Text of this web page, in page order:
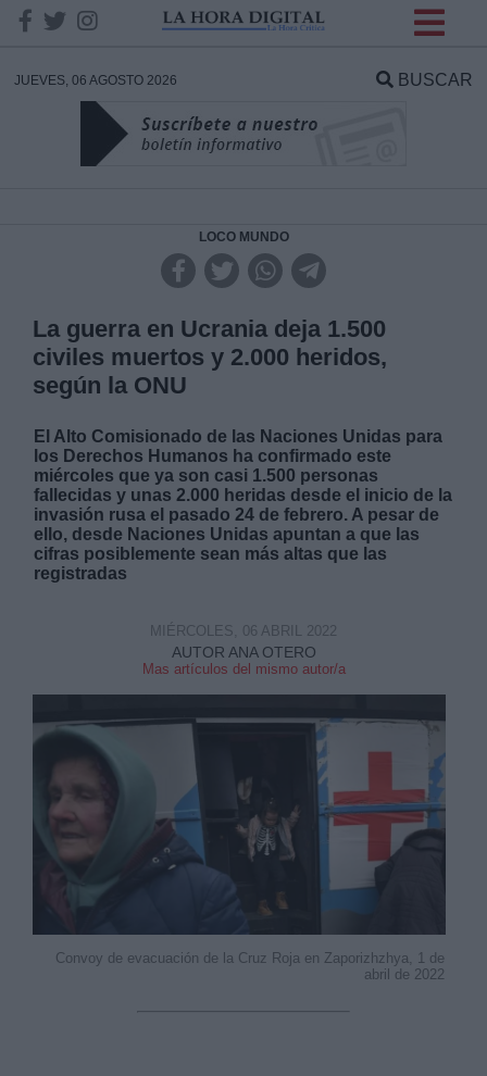
JUEVES, 06 AGOSTO 2026 BUSCAR
LOCO MUNDO
La guerra en Ucrania deja 1.500
civiles muertos y 2.000 heridos,
según la ONU
El Alto Comisionado de las Naciones Unidas para
los Derechos Humanos ha confirmado este
miércoles que ya son casi 1.500 personas
fallecidas y unas 2.000 heridas desde el inicio de la
invasión rusa el pasado 24 de febrero. A pesar de
ello, desde Naciones Unidas apuntan a que las
cifras posiblemente sean más altas que las
registradas
AUTOR ANA OTERO
Mas artículos del mismo autor/a
MIÉRCOLES, 06 ABRIL 2022
Convoy de evacuación de la Cruz Roja en Zaporizhzhya, 1 de
abril de 2022
DATOS
Responsable:
Legitimación:
Destinatarios:
Información adicional
link